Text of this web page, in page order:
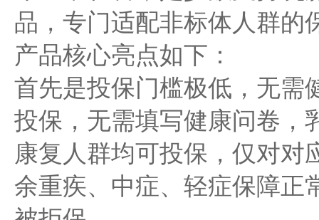
品，专门适配非标体人群的
产品核心亮点如下：
首先是投保门槛极低，无需
投保，无需填写健康问卷，
康复人群均可投保，仅对对
余重疾、中症、轻症保障正